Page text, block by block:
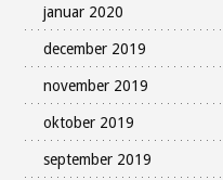
januar 2020
december 2019
november 2019
oktober 2019
september 2019